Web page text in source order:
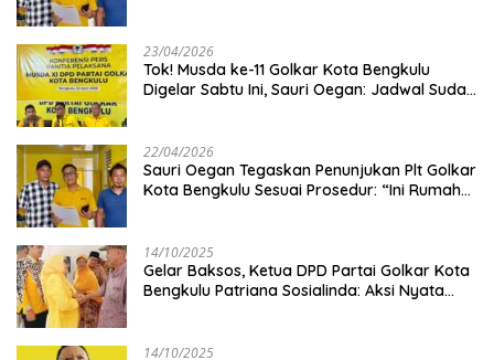
23/04/2026
‎Tok! Musda ke-11 Golkar Kota Bengkulu
Digelar Sabtu Ini, Sauri Oegan: Jadwal Sudah
22/04/2026
Sauri Oegan Tegaskan Penunjukan Plt Golkar
Kota Bengkulu Sesuai Prosedur: “Ini Rumah
14/10/2025
‎Gelar Baksos, Ketua DPD Partai Golkar Kota
Bengkulu Patriana Sosialinda: Aksi Nyata
14/10/2025